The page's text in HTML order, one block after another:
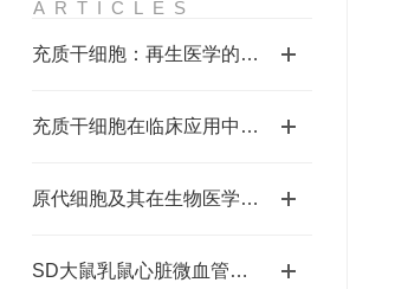
ARTICLES
充质干细胞：再生医学的希望之星
充质干细胞在临床应用中的潜在价值
原代细胞及其在生物医学领域中的应用
SD大鼠乳鼠心脏微血管内皮细胞原代分离培养方法